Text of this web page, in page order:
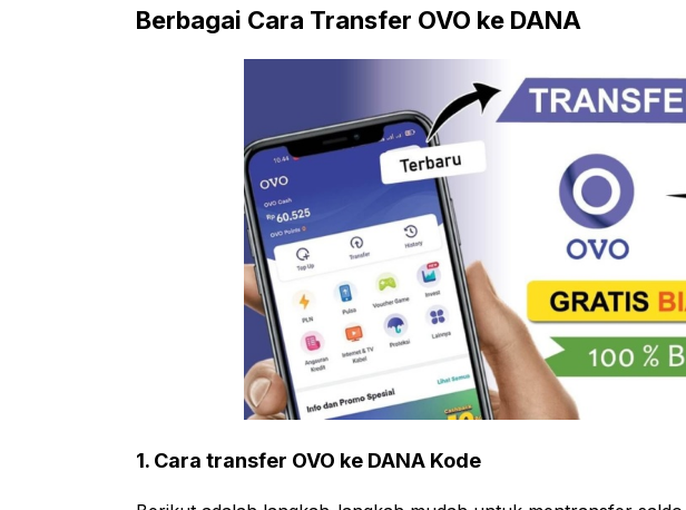
Berbagai Cara Transfer OVO ke DANA
1. Cara transfer OVO ke DANA Kode